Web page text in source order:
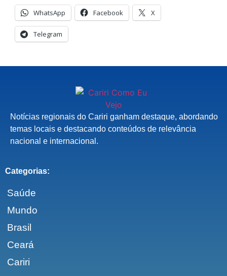
WhatsApp Facebook X
Telegram
Notícias regionais do Cariri ganham destaque, abordando
temas locais e destacando conteúdos de relevância
nacional e internacional.
Categorias:
Saúde
Mundo
Brasil
Ceará
Cariri